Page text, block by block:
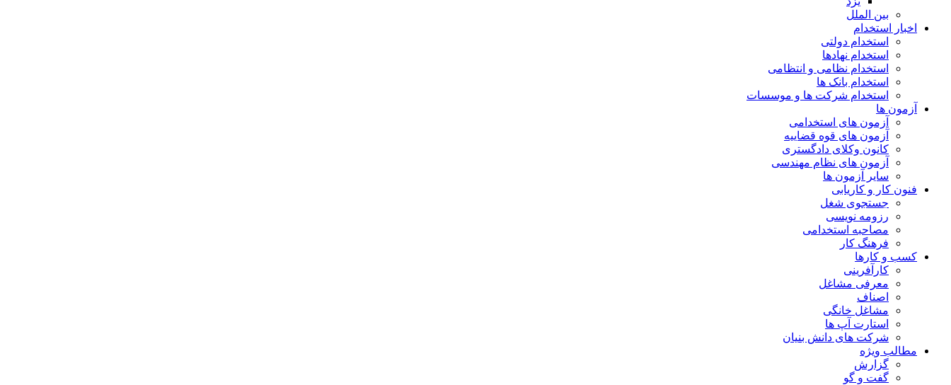
بین الملل
اخبار استخدام
استخدام دولتی
استخدام نهادها
استخدام نظامی و انتظامی
استخدام بانک ها
استخدام شرکت ها و موسسات
آزمون ها
آزمون های استخدامی
آزمون های قوه قضاییه
کانون وکلای دادگستری
آزمون های نظام مهندسی
سایر آزمون ها
فنون کار و کاریابی
جستجوی شغل
رزومه نویسی
مصاحبه استخدامی
فرهنگ کار
کسب و کارها
کارآفرینی
معرفی مشاغل
اصناف
مشاغل خانگی
استارت آپ ها
شرکت های دانش بنیان
مطالب ویژه
گزارش
گفت و گو